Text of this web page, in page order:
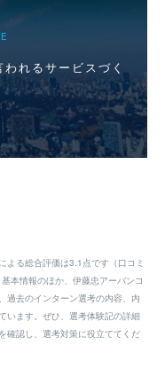
れるサービスづく
よる総合評価は3.1点です（口コミ
本情報のほか、伊藤忠アーバンコ
過去のインターン選考の内容、内
います。ぜひ、選考体験記の詳細
確認し、選考対策に役立ててくだ